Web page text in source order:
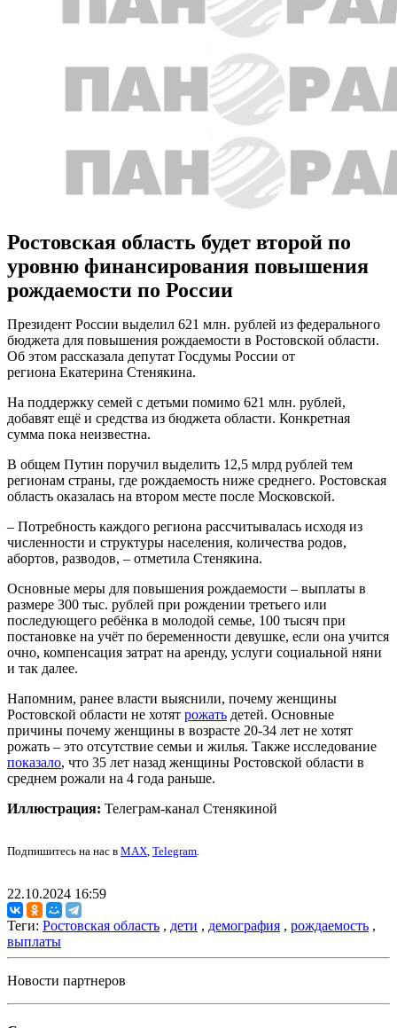
Ростовская область будет второй по
уровню финансирования повышения
рождаемости по России
Президент России выделил 621 млн. рублей из федерального
бюджета для повышения рождаемости в Ростовской области.
Об этом рассказала депутат Госдумы России от
региона Екатерина Стенякина.
На поддержку семей с детьми помимо 621 млн. рублей,
добавят ещё и средства из бюджета области. Конкретная
сумма пока неизвестна.
В общем Путин поручил выделить 12,5 млрд рублей тем
регионам страны, где рождаемость ниже среднего. Ростовская
область оказалась на втором месте после Московской.
– Потребность каждого региона рассчитывалась исходя из
численности и структуры населения, количества родов,
абортов, разводов, – отметила Стенякина.
Основные меры для повышения рождаемости – выплаты в
размере 300 тыс. рублей при рождении третьего или
последующего ребёнка в молодой семье, 100 тысяч при
постановке на учёт по беременности девушке, если она учится
очно, компенсация затрат на аренду, услуги социальной няни
и так далее.
Напомним, ранее власти выяснили, почему женщины
Ростовской области не хотят рожать детей. Основные
причины почему женщины в возрасте 20-34 лет не хотят
рожать – это отсутствие семьи и жилья. Также исследование
показало, что 35 лет назад женщины Ростовской области в
среднем рожали на 4 года раньше.
Иллюстрация: Телеграм-канал Стенякиной
Подпишитесь на нас в MAX, Telegram.
22.10.2024 16:59
Теги: Ростовская область , дети , демография , рождаемость ,
выплаты
Новости партнеров